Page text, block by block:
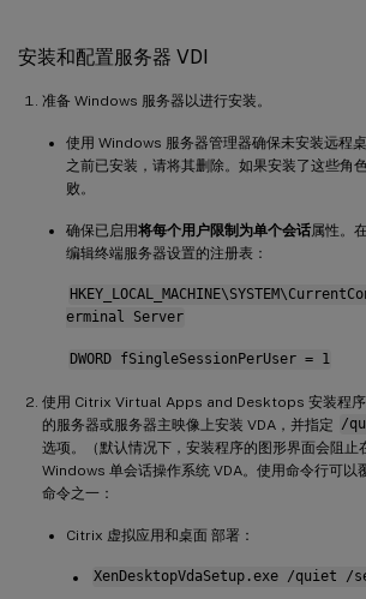
安装和配置服务器 VDI
准备 Windows 服务器以进行安装。
使用 Windows 服务器管理器确保未安装远程
之前已安装，请将其删除。如果安装了这些角
败。
确保已启用将每个用户限制为单个会话属性。
编辑终端服务器设置的注册表：
erminal Server
DWORD fSingleSessionPerUser = 1
使用 Citrix Virtual Apps and Desktops 安装程序
的服务器或服务器主映像上安装 VDA，并指定 /
选项。（默认情况下，安装程序的图形界面会阻止
Windows 单会话操作系统 VDA。使用命令行可以
命令之一：
Citrix 虚拟应用和桌面 部署：
XenDesktopVdaSetup.exe /quiet /